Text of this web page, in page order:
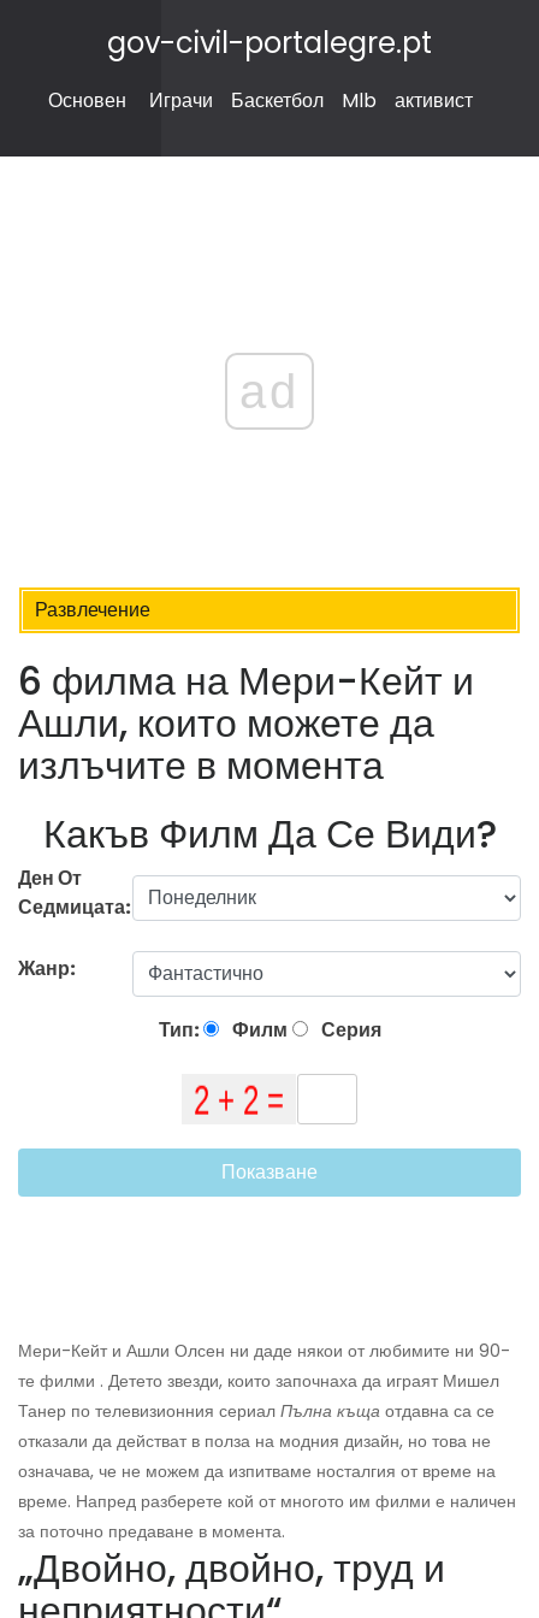
gov-civil-portalegre.pt
Основен Играчи Баскетбол Mlb активист
ad
Развлечение
6 филма на Мери-Кейт и
Ашли, които можете да
излъчите в момента
Какъв Филм Да Се Види?
Ден От
Седмицата:
Жанр:
Тип: Филм Серия
Показване
Мери-Кейт и Ашли Олсен ни даде някои от любимите ни 90-
те филми . Детето звезди, които започнаха да играят Мишел
Танер по телевизионния сериал Пълна къща отдавна са се
отказали да действат в полза на модния дизайн, но това не
означава, че не можем да изпитваме носталгия от време на
време. Напред разберете кой от многото им филми е наличен
за поточно предаване в момента.
„Двойно, двойно, труд и